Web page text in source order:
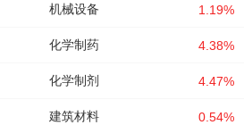
机械设备 1.19%
化学制药 4.38%
化学制剂 4.47%
建筑材料 0.54%